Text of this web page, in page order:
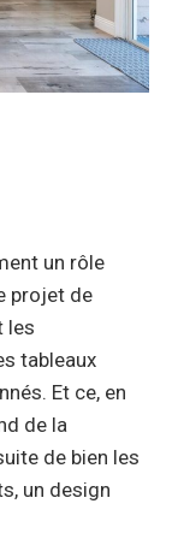
un rôle
projet de
les
tableaux
Et ce, en
de la
de bien les
un design